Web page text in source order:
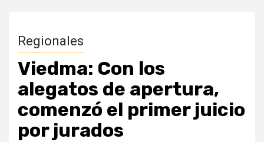
Regionales
Viedma: Con los
alegatos de apertura,
comenzó el primer juicio
por jurados